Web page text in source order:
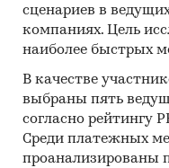
сценариев в
компаниях. Цель
наиболее быстрых
В качестве
выбраны пять
согласно
Среди платежных
проанализированы